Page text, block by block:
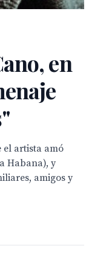
en
el artista amó
Habana), y
amigos y